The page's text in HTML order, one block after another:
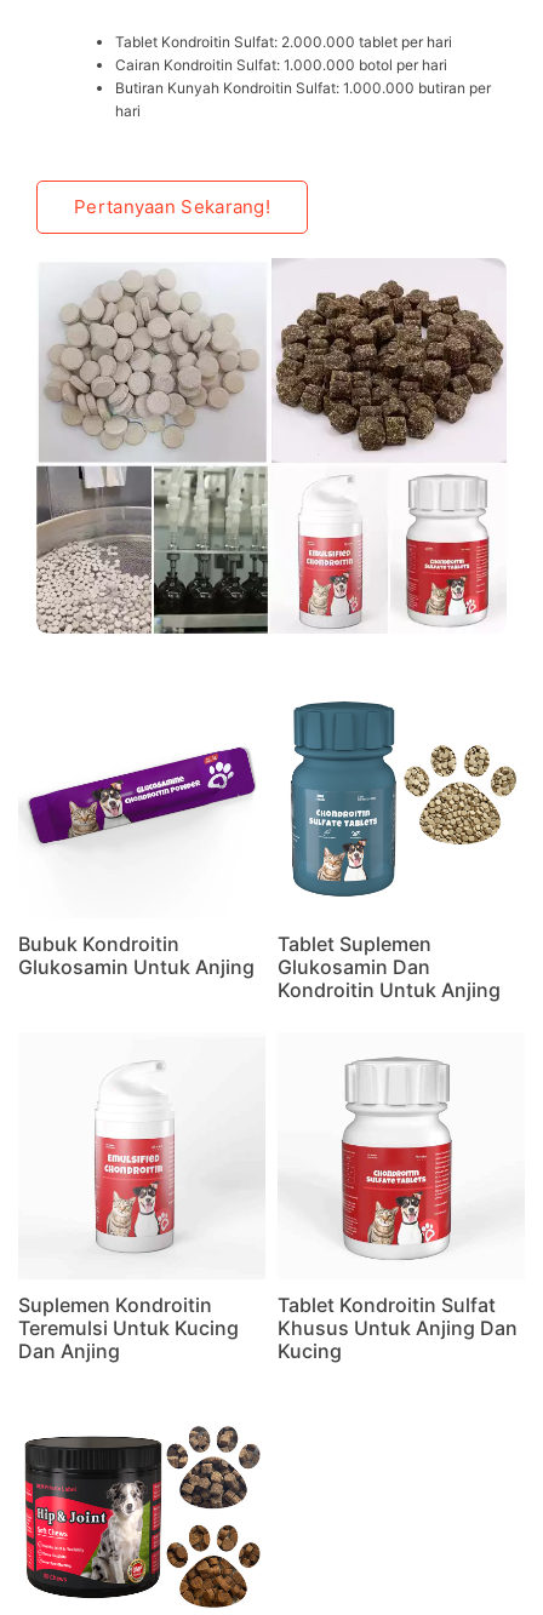
Tablet Kondroitin Sulfat: 2.000.000 tablet per hari
Cairan Kondroitin Sulfat: 1.000.000 botol per hari
Butiran Kunyah Kondroitin Sulfat: 1.000.000 butiran per
hari
Pertanyaan Sekarang!
Bubuk Kondroitin
Glukosamin Untuk Anjing
Tablet Suplemen
Glukosamin Dan
Kondroitin Untuk Anjing
Suplemen Kondroitin
Teremulsi Untuk Kucing
Dan Anjing
Tablet Kondroitin Sulfat
Khusus Untuk Anjing Dan
Kucing